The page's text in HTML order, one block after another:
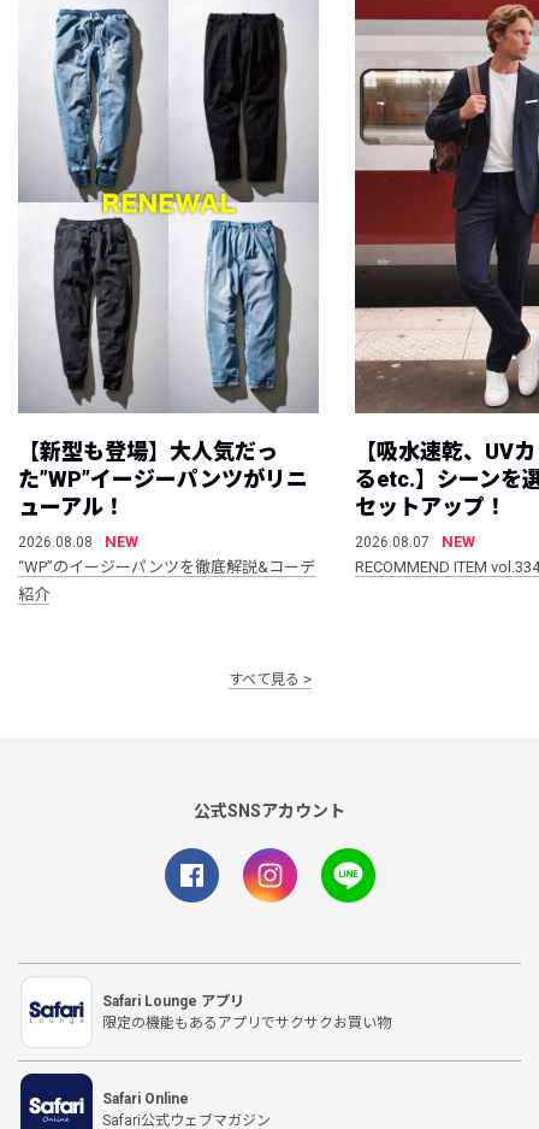
【新型も登場】大人気だっ
た”WP”イージーパンツがリニ
ューアル！
2026.08.08
NEW
“WP”のイージーパンツを徹底解説&コーデ
紹介
【吸水速乾、UV
るetc.】シーンを
セットアップ！
2026.08.07
NEW
RECOMMEND ITEM vol.334
すべて見る
公式SNSアカウント
Safari Lounge アプリ
限定の機能もあるアプリでサクサクお買い物
Safari Online
Safari公式ウェブマガジン